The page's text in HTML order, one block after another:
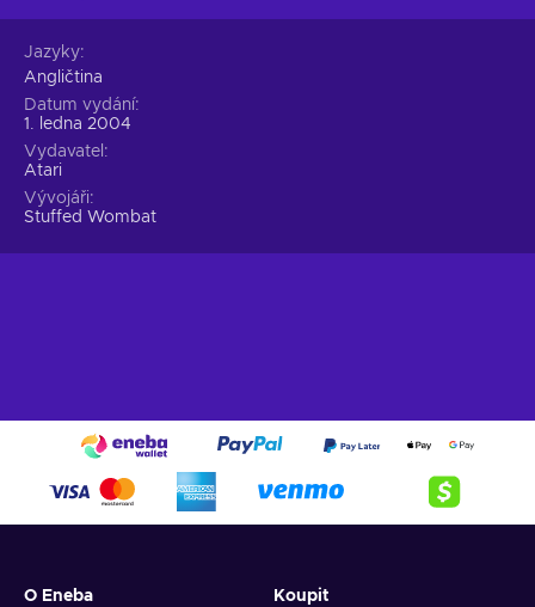
Jazyky
Angličtina
Datum vydání
1. ledna 2004
Vydavatel
Atari
Vývojáři
Stuffed Wombat
O Eneba Koupit